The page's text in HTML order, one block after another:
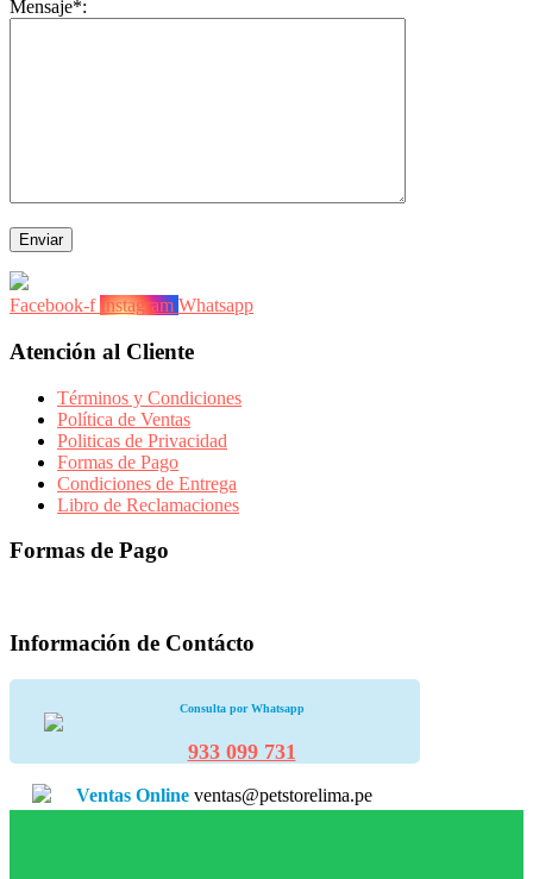
Mensaje*:
Facebook-f Instagram Whatsapp
Atención al Cliente
Términos y Condiciones
Política de Ventas
Politicas de Privacidad
Formas de Pago
Condiciones de Entrega
Libro de Reclamaciones
Formas de Pago
Información de Contácto
Consulta por Whatsapp
933 099 731
Ventas Online ventas@petstorelima.pe